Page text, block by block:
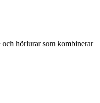
hörlurar som kombinerar